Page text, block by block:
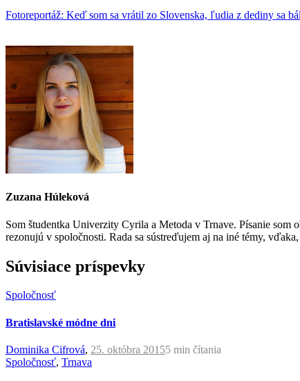
Fotoreportáž: Keď som sa vrátil zo Slovenska, ľudia z dediny sa
Zuzana Húleková
Som študentka Univerzity Cyrila a Metoda v Trnave. Písanie som
rezonujú v spoločnosti. Rada sa sústreďujem aj na iné témy,
Súvisiace príspevky
Spoločnosť
Bratislavské módne dni
Dominika Cifrová, 25. októbra 20155 min čítania
Spoločnosť, Trnava